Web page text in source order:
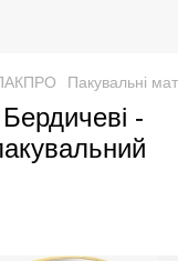
ПАКПРО Пакувальні
-